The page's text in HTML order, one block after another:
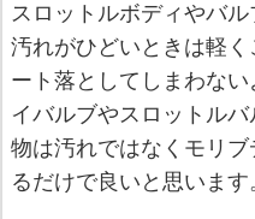
スロットルボディやバル
汚れがひどいときは軽
ート落としてしまわな
イバルブやスロットル
物は汚れではなくモリ
るだけで良いと思います